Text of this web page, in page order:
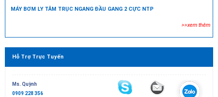
MÁY BƠM LY TÂM TRỤC NGANG ĐẦU GANG 2 CỰC NTP
>>xem thêm
Hỗ Trợ Trực Tuyến
Ms. Quỳnh
0909 228 356